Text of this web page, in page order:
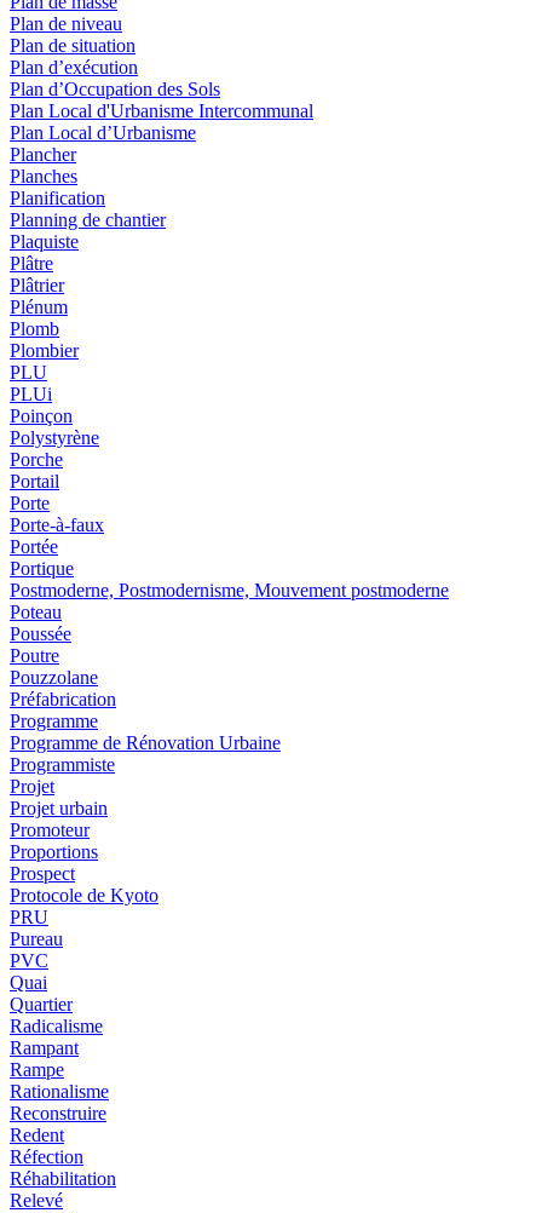
Plan de niveau
Plan de situation
Plan d’exécution
Plan d’Occupation des Sols
Plan Local d'Urbanisme Intercommunal
Plan Local d’Urbanisme
Plancher
Planches
Planification
Planning de chantier
Plaquiste
Plâtre
Plâtrier
Plénum
Plomb
Plombier
PLU
PLUi
Poinçon
Polystyrène
Porche
Portail
Porte
Porte-à-faux
Portée
Portique
Postmoderne, Postmodernisme, Mouvement postmoderne
Poteau
Poussée
Poutre
Pouzzolane
Préfabrication
Programme
Programme de Rénovation Urbaine
Programmiste
Projet
Projet urbain
Promoteur
Proportions
Prospect
Protocole de Kyoto
PRU
Pureau
PVC
Quai
Quartier
Radicalisme
Rampant
Rampe
Rationalisme
Reconstruire
Redent
Réfection
Réhabilitation
Relevé